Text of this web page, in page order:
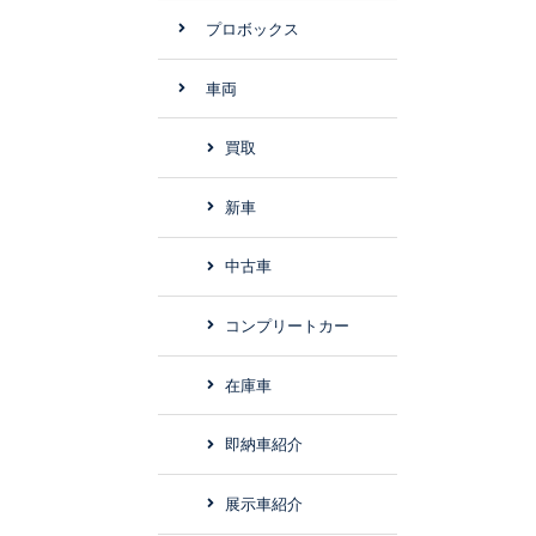
プロボックス
車両
買取
新車
中古車
コンプリートカー
在庫車
即納車紹介
展示車紹介